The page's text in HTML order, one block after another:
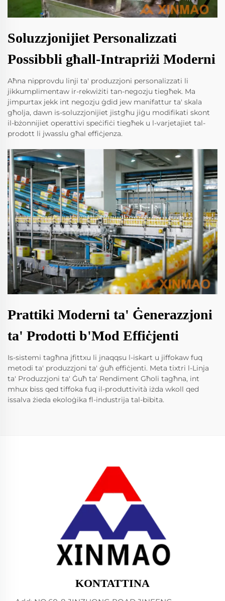
Soluzzjonijiet Personalizzati
Possibbli għall-Intrapriżi Moderni
Aħna nipprovdu linji ta' produzzjoni personalizzati li
jikkumplimentaw ir-rekwiżiti tan-negozju tiegħek. Ma
jimpurtax jekk int negozju ġdid jew manifattur ta' skala
għolja, dawn is-soluzzjonijiet jistgħu jiġu modifikati skont
il-bżonnijiet operattivi speċifiċi tiegħek u l-varjetajiet tal-
prodott li jwasslu għal effiċjenza.
Prattiki Moderni ta' Ġenerazzjoni
ta' Prodotti b'Mod Effiċjenti
Is-sistemi tagħna jfittxu li jnaqqsu l-iskart u jiffokaw fuq
metodi ta' produzzjoni ta' ġuħ effiċjenti. Meta tixtri l-Linja
ta' Produzzjoni ta' Ġuħ ta' Rendiment Għoli tagħna, int
mhux biss qed tiffoka fuq il-produttività iżda wkoll qed
issalva żieda ekoloġika fl-industrija tal-bibita.
KONTATTINA